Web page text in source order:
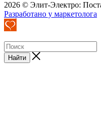
2026 © Элит-Электро:
Разработано у маркетолога
Найти